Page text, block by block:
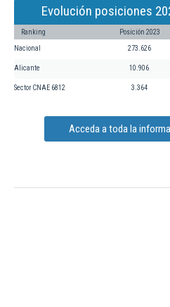
Evolución posiciones
Ranking Posición 2023
Nacional 273.626
Alicante 10.906
Sector CNAE 6812 3.364
Acceda a toda la